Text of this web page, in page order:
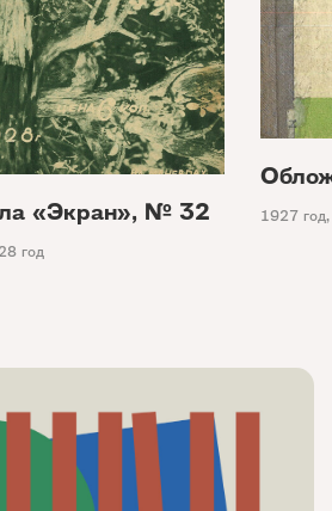
«Экран», № 32
год
1927 год